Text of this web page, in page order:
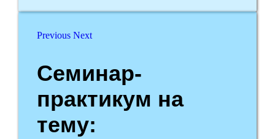
Previous Next
Семинар-
практикум на
тему: